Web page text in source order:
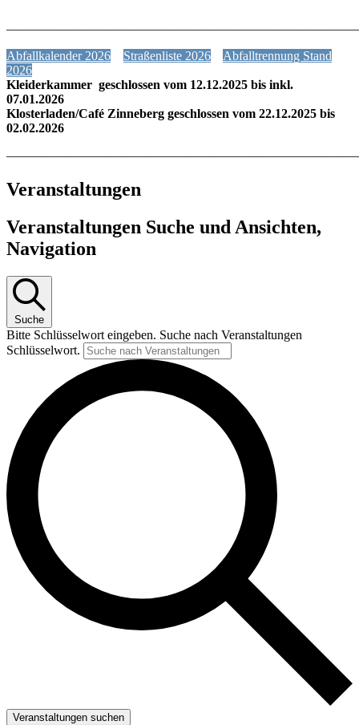
Abfallkalender 2026
Straßenliste 2026
Abfalltrennung Stand
2026
Kleiderkammer geschlossen vom 12.12.2025 bis inkl.
07.01.2026
Klosterladen/Café Zinneberg geschlossen vom 22.12.2025 bis
02.02.2026
Veranstaltungen
Veranstaltungen Suche und Ansichten,
Navigation
Suche
Bitte Schlüsselwort eingeben. Suche nach Veranstaltungen
Schlüsselwort.
Veranstaltungen suchen